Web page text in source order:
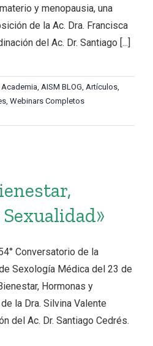
y menopausia, una
de la Ac. Dra. Francisca
del Ac. Dr. Santiago [...]
Academia, AISM BLOG, Artículos,
, Webinars Completos
Conversatorio de la
Sexología Médica del 23 de
Hormonas y
la Dra. Silvina Valente
del Ac. Dr. Santiago Cedrés.